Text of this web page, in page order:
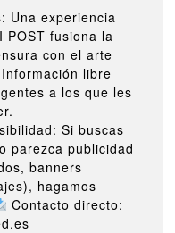
Una experiencia
POST fusiona la
con el arte
libre
a los que les
Si buscas
parezca publicidad
banners
hagamos
Contacto directo: